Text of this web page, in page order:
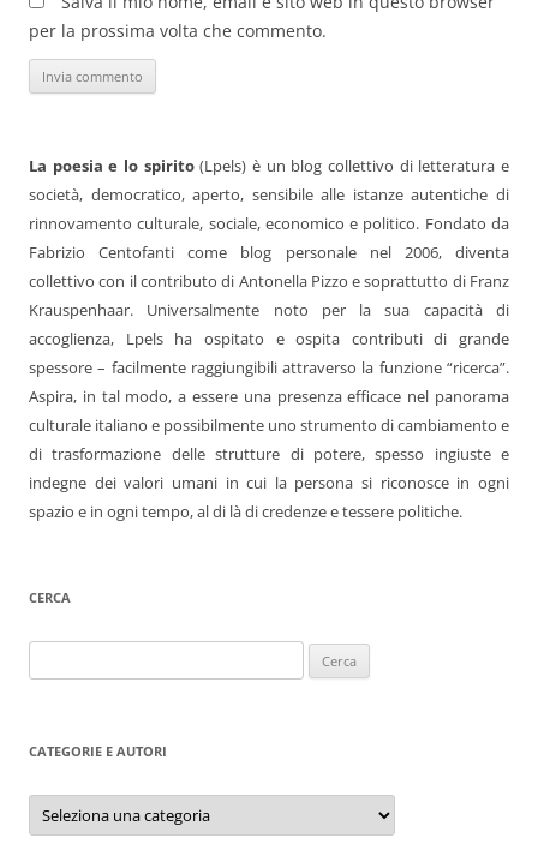
per la prossima volta che commento.
La poesia e lo spirito(Lpels) è un blog collettivo di letteratura e
società, democratico, aperto, sensibile alle istanze autentiche di
rinnovamento culturale, sociale, economico e politico. Fondato da
Fabrizio Centofanti come blog personale nel 2006, diventa
collettivo con il contributo di Antonella Pizzo e soprattutto di Franz
Krauspenhaar. Universalmente noto per la sua capacità di
accoglienza, Lpels ha ospitato e ospita contributi di grande
spessore – facilmente raggiungibili attraverso la funzione “ricerca”.
Aspira, in tal modo, a essere una presenza efficace nel panorama
culturale italiano e possibilmente uno strumento di cambiamento e
di trasformazione delle strutture di potere, spesso ingiuste e
indegne dei valori umani in cui la persona si riconosce in ogni
spazio e in ogni tempo, al di là di credenze e tessere politiche.
CERCA
per:
CATEGORIE E AUTORI
Categorie
autori